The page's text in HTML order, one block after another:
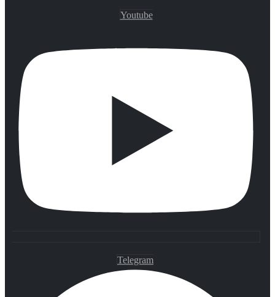
Youtube
Telegram